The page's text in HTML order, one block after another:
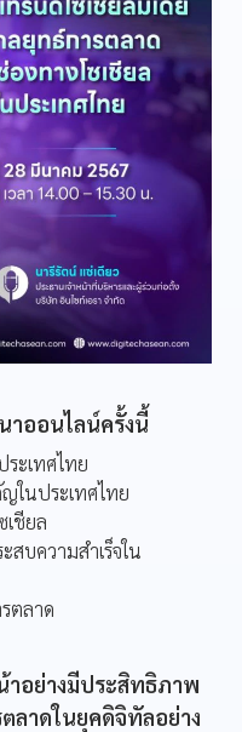
าออนไลน์ครั้งนี้
ะเทศไทย
ในประเทศไทย
เชียล
บความสำเร็จใน
ตลาด
อย่างมีประสิทธิภาพ
ลาดในยุคดิจิทัลอย่าง